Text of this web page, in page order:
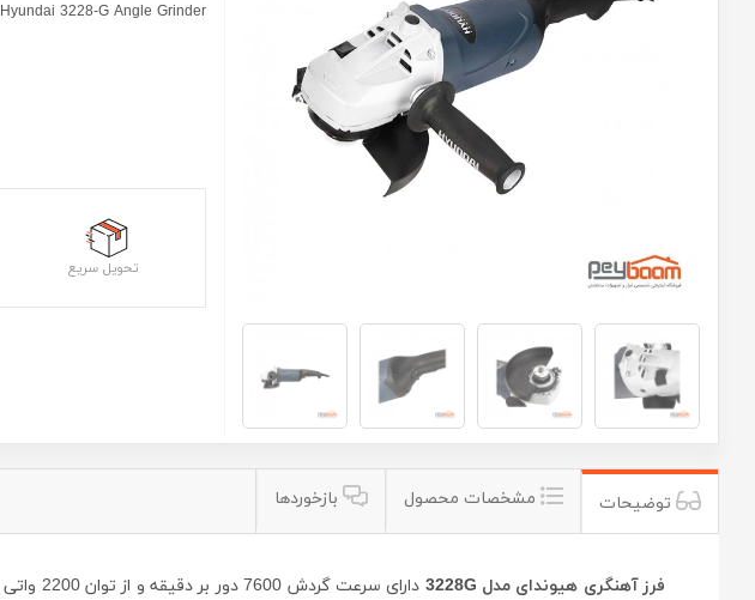
Hyundai 3228-G Angle Grinder
تحویل سریع
توضیحات مشخصات محصول بازخوردها
فرز آهنگری هیوندای مدل 3228G دارای سرعت گردش 7600 دور بر دقیقه و از توان 2200 واتی برخوردار است. قطر صفحه‌ی دستگاه فوق 180 میلی‌متر و سوراخ مرکزی آن 14 میلی‌متر است.